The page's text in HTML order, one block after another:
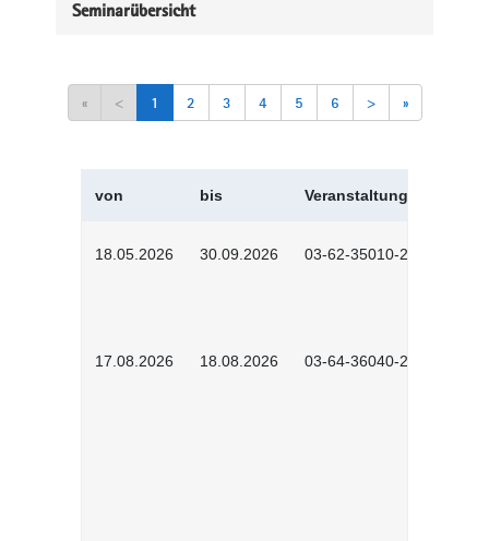
Seminarübersicht
« < 1 2 3 4 5 6 > »
von bis Veranstaltungskürzel
18.05.2026 30.09.2026 03-62-35010-2502
17.08.2026 18.08.2026 03-64-36040-2601